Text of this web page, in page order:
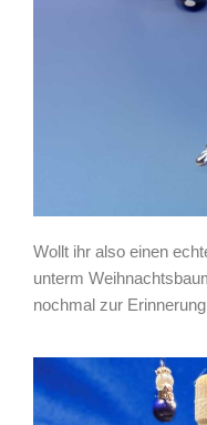
Wollt ihr also einen
unterm
nochmal zur